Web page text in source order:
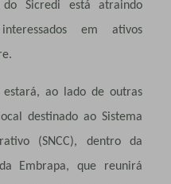
Sicredi está atraindo
em ativos
ao lado de outras
destinado ao Sistema
(SNCC), dentro da
Embrapa, que reunirá